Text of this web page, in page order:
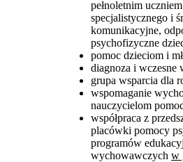
pełnoletnim
specjalistycznego i
komunikacyjne,
psychofizyczne
pomoc dzieciom i
diagnoza i wczesne
grupa wsparcia dla
wspomaganie
nauczycielom
współpraca z
placówki pomocy
programów
wychowawczych w